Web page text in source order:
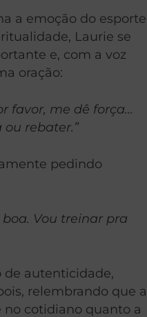
a emoção do esporte
Laurie se
e, com a voz
oração:
favor, me dê força…
rebater.”
pedindo
boa. Vou treinar pra
de autenticidade,
relembrando que a
no cotidiano quanto a